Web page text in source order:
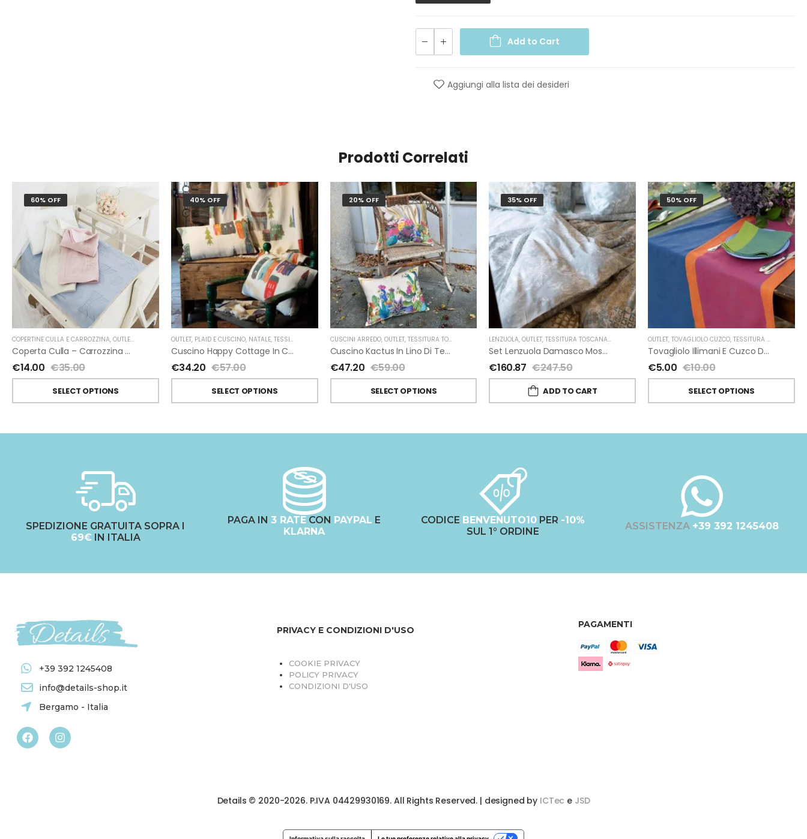
Add to Cart
Aggiungi alla lista dei desideri
Prodotti Correlati
60% OFF
COPERTINE CULLA E CARROZZINA, OUTLET
Coperta Culla – Carrozzina Tricot Di Maryplaid
€14.00 €35.00
SELECT OPTIONS
40% OFF
OUTLET, PLAID E CUSCINO, NATALE, TESSITURA TOSCANA TELERIE
Cuscino Happy Cottage In Cotone Di Tessitura Toscana Telerie
€34.20 €57.00
SELECT OPTIONS
20% OFF
CUSCINI ARREDO, OUTLET, TESSITURA TOSCANA TELERIE
Cuscino Kactus In Lino Di Tessitura Toscana Telerie
€47.20 €59.00
SELECT OPTIONS
35% OFF
LENZUOLA,OUTLET,TESSITURA TOSCANA TELERIE
Set Lenzuola Damasco Mosaico Grattato Di Tessitura Toscana Telerie 2 Piazze
€160.87 €247.50
ADD TO CART
50% OFF
OUTLET,TOVAGLIOLO CUZCO,TESSITURA TOSCANA TELERIE
Tovagliolo Illimani E Cuzco Di Tessitura Toscana Telerie
€5.00 €10.00
SELECT OPTIONS
SPEDIZIONE GRATUITA SOPRA I
69€IN ITALIA
PAGA IN 3 RATE CON PAYPAL E
KLARNA
CODICE BENVENUTO10 PER -10%
SUL 1° ORDINE
ASSISTENZA +39 392 1245408
+39 392 1245408
info@details-shop.it
Bergamo - Italia
PRIVACY E CONDIZIONI D'USO
COOKIE PRIVACY
POLICY PRIVACY
CONDIZIONI D'USO
PAGAMENTI
Details © 2020-2026. P.IVA 04429930169. All Rights Reserved. | designed by ICTec e JSD